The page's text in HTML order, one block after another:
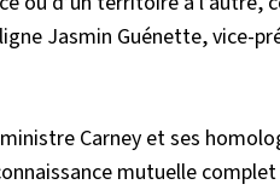
Jasmin Guénette, vice-
Carney et ses
mutuelle